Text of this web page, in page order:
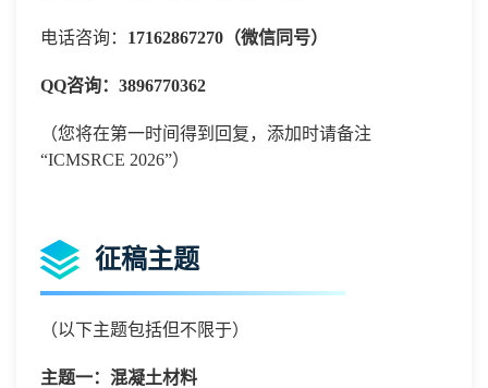
电话咨询： 17162867270（微信同号）
QQ咨询：3896770362
（您将在第一时间得到回复，添加时请备注
“ICMSRCE 2026”）
征稿主题
（以下主题包括但不限于）
主题一：混凝土材料